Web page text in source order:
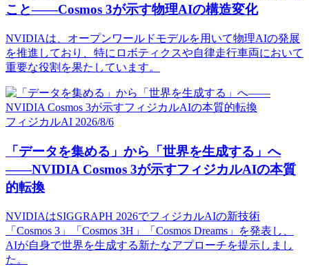
こと——Cosmos 3が示す物理AIの構造変化
NVIDIAは、オープンワールドモデルを用いて物理AIの発展
を推進しており、特にロボティクスや自律走行車両において
重要な役割を果たしています。
フィジカルAI 2026/8/6
「データを集める」から「世界を生成する」へ
——NVIDIA Cosmos 3が示すフィジカルAIの本質
的転換
NVIDIAはSIGGRAPH 2026でフィジカルAIの新技術
「Cosmos 3」「Cosmos 3H」「Cosmos Dreams」を発表し、
AIが自身で世界を生成する新たなアプローチを提示しまし
た。